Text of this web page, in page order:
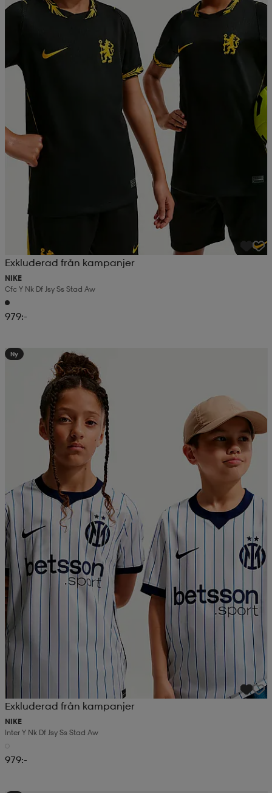
Exkluderad från kampanjer
NIKE
Cfc Y Nk Df Jsy Ss Stad Aw
979:-
Ny
Exkluderad från kampanjer
NIKE
Inter Y Nk Df Jsy Ss Stad Aw
979:-